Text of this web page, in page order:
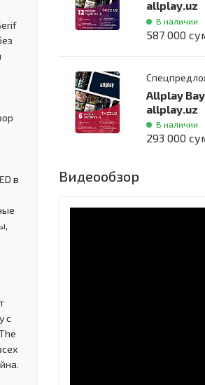
в
с
allplay.uz
В наличии
587 000
Allplay
allplay.uz
В наличии
293 000
Видеообзор